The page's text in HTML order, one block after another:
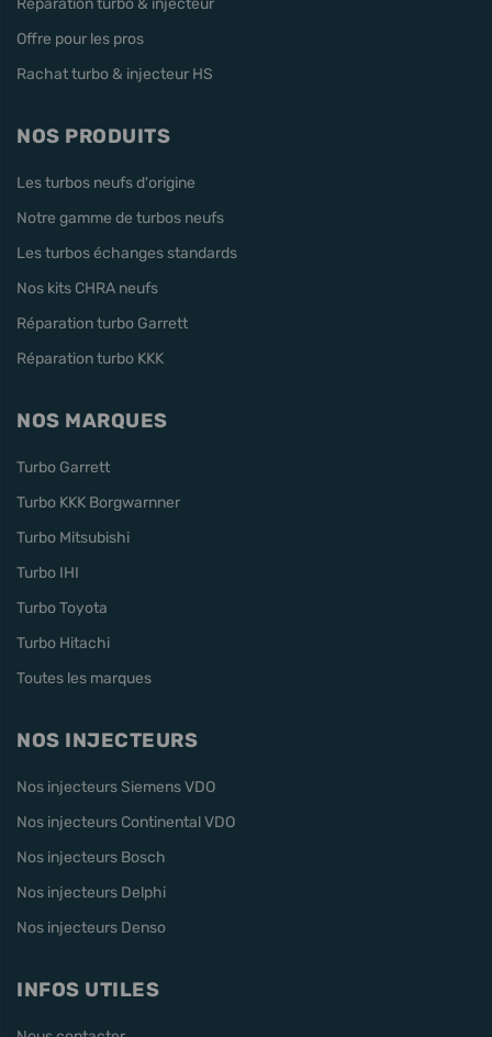
Offre pour les pros
Rachat turbo & injecteur HS
NOS PRODUITS
Les turbos neufs d'origine
Notre gamme de turbos neufs
Les turbos échanges standards
Nos kits CHRA neufs
Réparation turbo Garrett
Réparation turbo KKK
NOS MARQUES
Turbo Garrett
Turbo KKK Borgwarnner
Turbo Mitsubishi
Turbo IHI
Turbo Toyota
Turbo Hitachi
Toutes les marques
NOS INJECTEURS
Nos injecteurs Siemens VDO
Nos injecteurs Continental VDO
Nos injecteurs Bosch
Nos injecteurs Delphi
Nos injecteurs Denso
INFOS UTILES